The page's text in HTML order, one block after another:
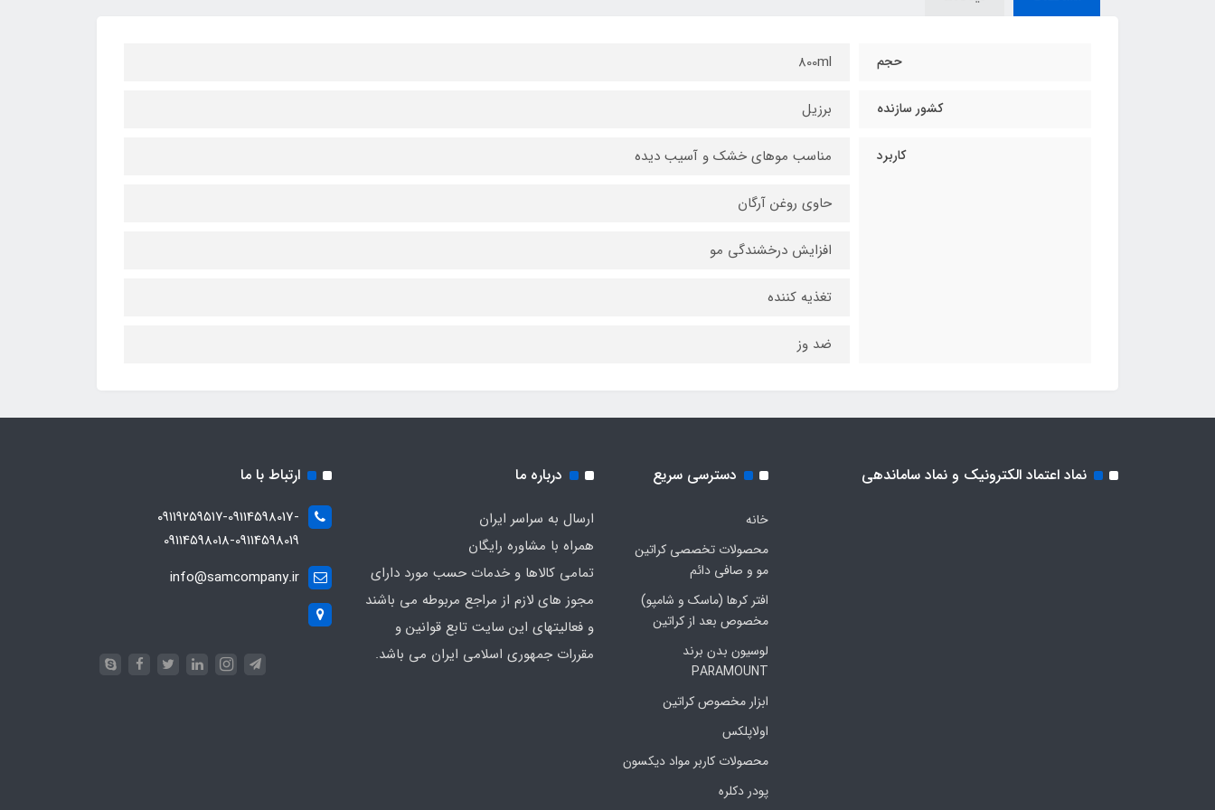
حجم 800ml
کشور سازنده برزیل
کاربرد مناسب موهای خشک و آسیب دیده
حاوی روغن آرگان
افزایش درخشندگی مو
تغذیه کننده
ضد وز
نماد اعتماد الکترونیک و نماد ساماندهی دسترسی سریع
خانه
محصولات تخصصی کراتین
مو و صافی دائم
افتر کرها (ماسک و شامپو)
مخصوص بعد از کراتین
لوسیون بدن برند
PARAMOUNT
ابزار مخصوص کراتین
اولاپلکس
محصولات کاربر مواد دیکسون
پودر دکلره
درباره ما
ارسال به سراسر ایران
همراه با مشاوره رایگان
تمامی کالاها و خدمات حسب مورد دارای
مجوز های لازم از مراجع مربوطه می باشند
و فعالیتهای این سایت تابع قوانین و
مقررات جمهوری اسلامی ایران می باشد.
ارتباط با ما
۰۹۱۱۹۲۵۹۵۱۷-09114598017-
09114598018-09114598019
info@samcompany.ir